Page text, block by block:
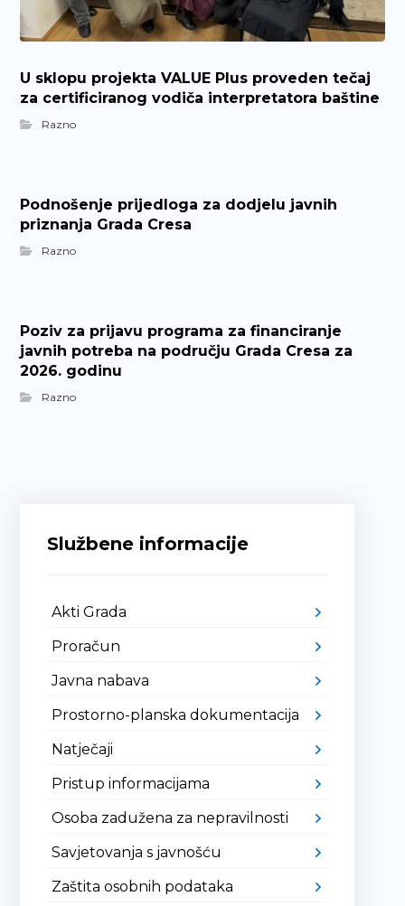
U sklopu projekta VALUE Plus proveden tečaj
za certificiranog vodiča interpretatora baštine
Razno
Podnošenje prijedloga za dodjelu javnih
priznanja Grada Cresa
Razno
Poziv za prijavu programa za financiranje
javnih potreba na području Grada Cresa za
2026. godinu
Razno
Službene informacije
Akti Grada
Proračun
Javna nabava
Prostorno-planska dokumentacija
Natječaji
Pristup informacijama
Osoba zadužena za nepravilnosti
Savjetovanja s javnošću
Zaštita osobnih podataka